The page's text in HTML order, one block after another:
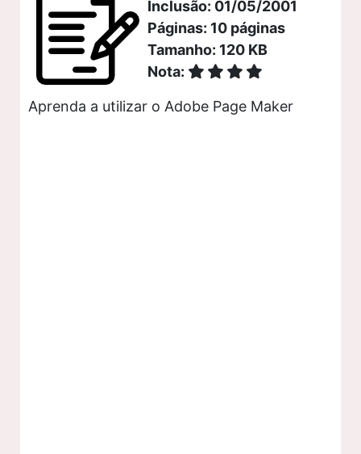
Inclusão: 01/05/2001
Páginas: 10 páginas
Tamanho: 120 KB
Nota:
Aprenda a utilizar o Adobe Page Maker